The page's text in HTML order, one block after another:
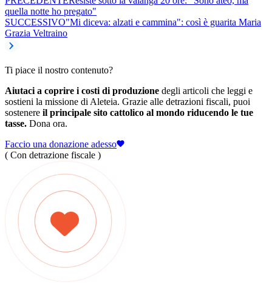
quella notte ho pregato"
SUCCESSIVO"Mi diceva: alzati e cammina": così è guarita Maria
Grazia Veltraino
Ti piace il nostro contenuto?
Aiutaci a coprire i costi di produzione degli articoli che leggi e
sostieni la missione di Aleteia. Grazie alle detrazioni fiscali, puoi
sostenere il principale sito cattolico al mondo riducendo le tue
tasse. Dona ora.
Faccio una donazione adesso
( Con detrazione fiscale )